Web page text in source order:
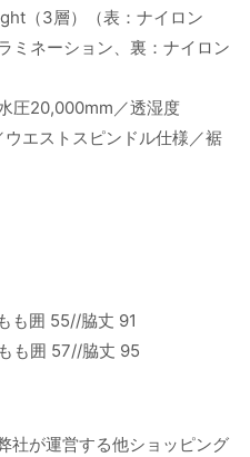
（3層）（表：ナイロン
ミネーション、裏：ナイロン
圧20,000mm／透湿度
エストスピンドル仕様／裾
も囲 55//脇丈 91
も囲 57//脇丈 95
社が運営する他ショッピング